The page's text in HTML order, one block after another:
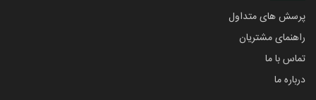
پرسش های متداول
راهنمای مشتریان
تماس با ما
درباره ما